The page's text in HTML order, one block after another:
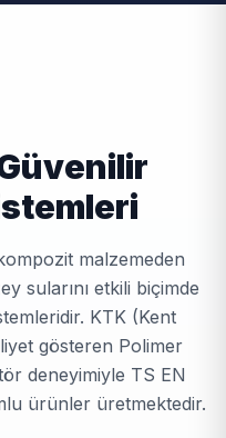
malzemeden
sularını etkili biçimde
KTK (Kent
gösteren Polimer
deneyimiyle TS EN
ürünler üretmektedir.